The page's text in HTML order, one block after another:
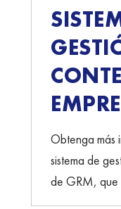
Obtenga más
sistema de
de GRM, que